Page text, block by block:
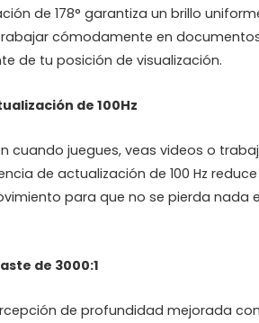
de 178° garantiza un brillo
cómodamente en
de tu posición de visualización.
de 100Hz
cuando juegues, veas videos o
de actualización de 100 Hz
para que no se pierda nada
de 3000:1
de profundidad mejorada